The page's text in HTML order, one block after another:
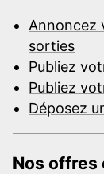
Annoncez
sorties
Publiez
Publiez
Déposez
Nos offres